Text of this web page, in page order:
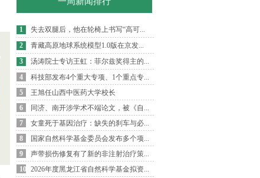
1
失去双腿后，他在轮椅上书写“高可...
2
青藏高原地球系统模型1.0版在京发...
3
汤涛院士专访王虹：菲尔兹奖得主的...
4
科技部发布4个重大专项、1个重点专...
5
王旭任山西中医药大学校长
6
同济、南开涉学术不端论文，被《自...
7
女童死于基因治疗：缺失的刹车与必...
8
国家自然科学基金委员会发布多个项...
9
声带损伤修复有了新的非注射治疗策...
10 2026年度黑龙江省自然科学基金拟资...